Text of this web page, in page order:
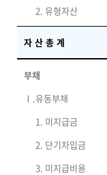
2. 유형자산
자 산 총 계
부채
Ⅰ.유동부채
1. 미지급금
2. 단기차입금
3. 미지급비용